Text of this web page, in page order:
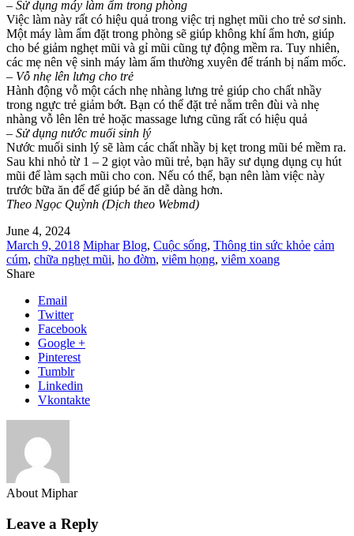
– Sử dụng máy làm ẩm trong phòng
Việc làm này rất có hiệu quả trong việc trị nghẹt mũi cho trẻ sơ sinh.
Một máy làm ẩm đặt trong phòng sẽ giúp không khí ẩm hơn, giúp
cho bé giảm nghẹt mũi và gỉ mũi cũng tự động mềm ra. Tuy nhiên,
các mẹ nên vệ sinh máy làm ẩm thường xuyên để tránh bị nấm mốc.
– Vỗ nhẹ lên lưng cho trẻ
Hành động vỗ một cách nhẹ nhàng lưng trẻ giúp cho chất nhầy
trong ngực trẻ giảm bớt. Bạn có thể đặt trẻ nằm trên đùi và nhẹ
nhàng vỗ lên lên trẻ hoặc massage lưng cũng rất có hiệu quả
– Sử dụng nước muối sinh lý
Nước muối sinh lý sẽ làm các chất nhầy bị kẹt trong mũi bé mềm ra.
Sau khi nhỏ từ 1 – 2 giọt vào mũi trẻ, bạn hãy sư dụng dụng cụ hút
mũi để làm sạch mũi cho con. Nếu có thể, bạn nên làm việc này
trước bữa ăn để để giúp bé ăn dễ dàng hơn.
Theo Ngọc Quỳnh (Dịch theo Webmd)
June 4, 2024
March 9, 2018 Miphar Blog, Cuộc sống, Thông tin sức khỏe cảm
cúm, chữa nghẹt mũi, ho đờm, viêm họng, viêm xoang
Share
Email
Twitter
Facebook
Google +
Pinterest
Tumblr
Linkedin
Vkontakte
About Miphar
Leave a Reply